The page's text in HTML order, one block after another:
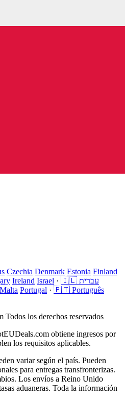
Czechia Denmark Estonia Finland
Ireland Israel ·
🇮🇱 עברית
Malta Portugal · 🇵🇹 Português
los derechos reservados
obtiene ingresos por
los requisitos aplicables.
variar según el país. Pueden
para entregas transfronterizas.
Los envíos a Reino Unido
aduaneras. Toda la información